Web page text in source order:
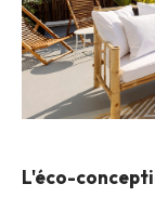
L'éco-